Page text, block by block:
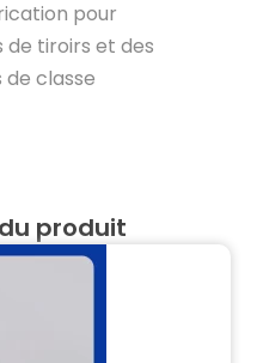
pour
de tiroirs et des
classe
produit